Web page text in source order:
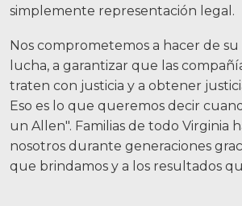
simplemente representación legal.
Nos comprometemos a hacer de
lucha, a garantizar que las
traten con justicia y a obtener
Eso es lo que queremos decir
un Allen". Familias de todo Virginia
nosotros durante generaciones
que brindamos y a los resultados